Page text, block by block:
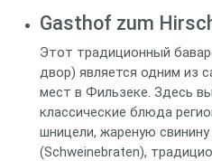
Gasthof zum
Этот традиционный
двор) является одним из
мест в Фильзеке. Здесь
классические блюда
шницели, жареную
(Schweinebraten),